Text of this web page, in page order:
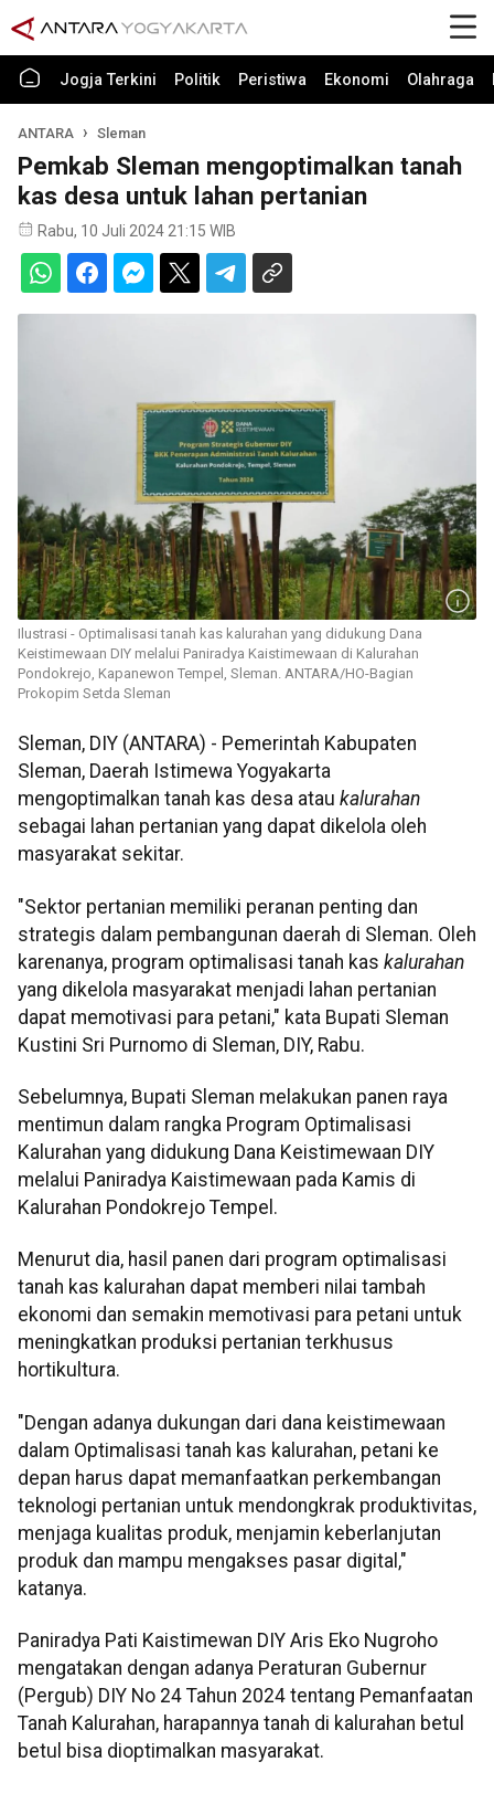
Jogja Terkini Politik Peristiwa Ekonomi Olahraga
ANTARA Sleman
Pemkab Sleman mengoptimalkan tanah
kas desa untuk lahan pertanian
Rabu, 10 Juli 2024 21:15 WIB
Ilustrasi - Optimalisasi tanah kas kalurahan yang didukung Dana
Keistimewaan DIY melalui Paniradya Kaistimewaan di Kalurahan
Pondokrejo, Kapanewon Tempel, Sleman. ANTARA/HO-Bagian
Prokopim Setda Sleman
Sleman, DIY (ANTARA) - Pemerintah Kabupaten
Sleman, Daerah Istimewa Yogyakarta
mengoptimalkan tanah kas desa atau kalurahan
sebagai lahan pertanian yang dapat dikelola oleh
masyarakat sekitar.
"Sektor pertanian memiliki peranan penting dan
strategis dalam pembangunan daerah di Sleman. Oleh
karenanya, program optimalisasi tanah kas kalurahan
yang dikelola masyarakat menjadi lahan pertanian
dapat memotivasi para petani," kata Bupati Sleman
Kustini Sri Purnomo di Sleman, DIY, Rabu.
Sebelumnya, Bupati Sleman melakukan panen raya
mentimun dalam rangka Program Optimalisasi
Kalurahan yang didukung Dana Keistimewaan DIY
melalui Paniradya Kaistimewaan pada Kamis di
Kalurahan Pondokrejo Tempel.
Menurut dia, hasil panen dari program optimalisasi
tanah kas kalurahan dapat memberi nilai tambah
ekonomi dan semakin memotivasi para petani untuk
meningkatkan produksi pertanian terkhusus
hortikultura.
"Dengan adanya dukungan dari dana keistimewaan
dalam Optimalisasi tanah kas kalurahan, petani ke
depan harus dapat memanfaatkan perkembangan
teknologi pertanian untuk mendongkrak produktivitas,
menjaga kualitas produk, menjamin keberlanjutan
produk dan mampu mengakses pasar digital,"
katanya.
Paniradya Pati Kaistimewan DIY Aris Eko Nugroho
mengatakan dengan adanya Peraturan Gubernur
(Pergub) DIY No 24 Tahun 2024 tentang Pemanfaatan
Tanah Kalurahan, harapannya tanah di kalurahan betul
betul bisa dioptimalkan masyarakat.